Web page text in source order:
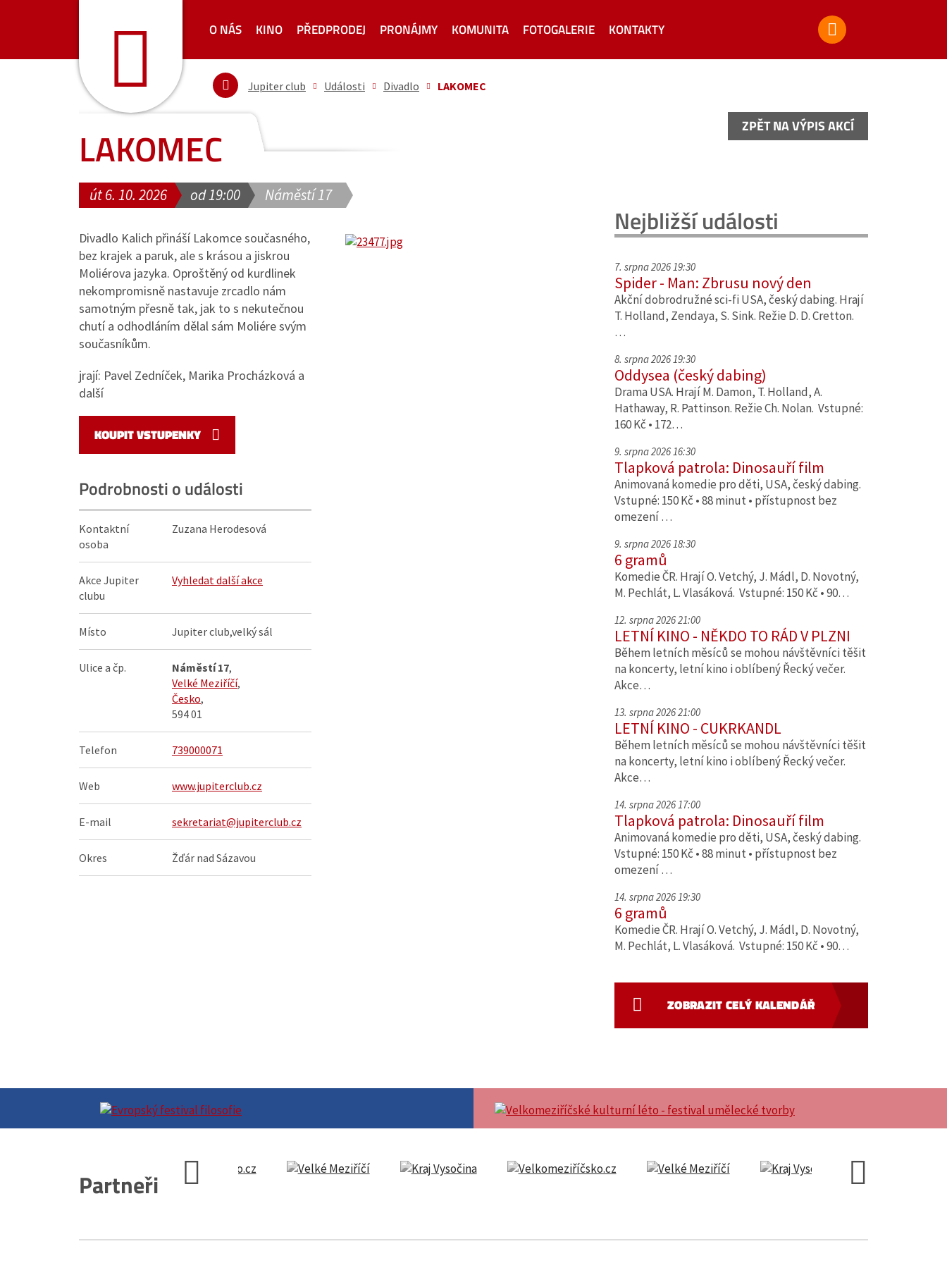
O NÁS KINO PŘEDPRODEJ PRONÁJMY KOMUNITA FOTOGALERIE KONTAKTY
Jupiter club Události Divadlo LAKOMEC
LAKOMEC ZPĚT NA VÝPIS AKCÍ
út 6. 10. 2026 od 19:00 Náměstí 17
Divadlo Kalich přináší Lakomce současného,
bez krajek a paruk, ale s krásou a jiskrou
Moliérova jazyka. Oproštěný od kurdlinek
nekompromisně nastavuje zrcadlo nám
samotným přesně tak, jak to s nekutečnou
chutí a odhodláním dělal sám Moliére svým
současníkům.
jrají: Pavel Zedníček, Marika Procházková a
další
KOUPIT VSTUPENKY
Podrobnosti o události
Kontaktní
osoba
Zuzana Herodesová
Akce Jupiter
clubu
Vyhledat další akce
Místo Jupiter club,velký sál
Ulice a čp. Náměstí 17,
Velké Meziříčí,
Česko,
594 01
Telefon 739000071
Web www.jupiterclub.cz
E-mail sekretariat@jupiterclub.cz
Okres Žďár nad Sázavou
ZPĚT NA VÝPIS AKCÍ
Nejbližší události
7. srpna 2026 19:30
Spider - Man: Zbrusu nový den
Akční dobrodružné sci-fi USA, český dabing. Hrají
T. Holland, Zendaya, S. Sink. Režie D. D. Cretton.
…
8. srpna 2026 19:30
Oddysea (český dabing)
Drama USA. Hrají M. Damon, T. Holland, A.
Hathaway, R. Pattinson. Režie Ch. Nolan. Vstupné:
160 Kč • 172…
9. srpna 2026 16:30
Tlapková patrola: Dinosauří film
Animovaná komedie pro děti, USA, český dabing.
Vstupné: 150 Kč • 88 minut • přístupnost bez
omezení …
9. srpna 2026 18:30
6 gramů
Komedie ČR. Hrají O. Vetchý, J. Mádl, D. Novotný,
M. Pechlát, L. Vlasáková. Vstupné: 150 Kč • 90…
12. srpna 2026 21:00
LETNÍ KINO - NĚKDO TO RÁD V PLZNI
Během letních měsíců se mohou návštěvníci těšit
na koncerty, letní kino i oblíbený Řecký večer.
Akce…
13. srpna 2026 21:00
LETNÍ KINO - CUKRKANDL
Během letních měsíců se mohou návštěvníci těšit
na koncerty, letní kino i oblíbený Řecký večer.
Akce…
14. srpna 2026 17:00
Tlapková patrola: Dinosauří film
Animovaná komedie pro děti, USA, český dabing.
Vstupné: 150 Kč • 88 minut • přístupnost bez
omezení …
14. srpna 2026 19:30
6 gramů
Komedie ČR. Hrají O. Vetchý, J. Mádl, D. Novotný,
M. Pechlát, L. Vlasáková. Vstupné: 150 Kč • 90…
ZOBRAZIT CELÝ KALENDÁŘ
Partneři